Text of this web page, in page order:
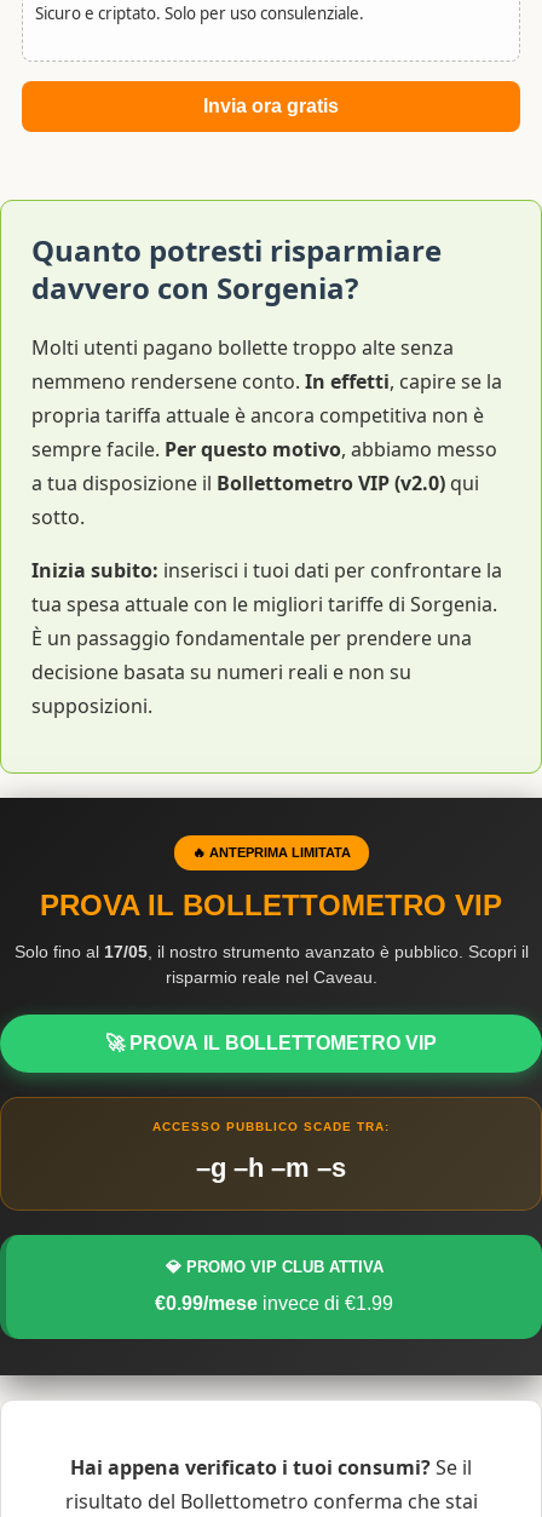
Sicuro e criptato. Solo per uso consulenziale.
Quanto potresti risparmiare
davvero con Sorgenia?
Molti utenti pagano bollette troppo alte senza
nemmeno rendersene conto. In effetti, capire se la
propria tariffa attuale è ancora competitiva non è
sempre facile. Per questo motivo, abbiamo messo
a tua disposizione il Bollettometro VIP (v2.0) qui
sotto.
Inizia subito: inserisci i tuoi dati per confrontare la
tua spesa attuale con le migliori tariffe di Sorgenia.
È un passaggio fondamentale per prendere una
decisione basata su numeri reali e non su
supposizioni.
🔥 ANTEPRIMA LIMITATA
PROVA IL BOLLETTOMETRO VIP
Solo fino al 17/05, il nostro strumento avanzato è pubblico. Scopri il
risparmio reale nel Caveau.
🚀 PROVA IL BOLLETTOMETRO VIP
ACCESSO PUBBLICO SCADE TRA:
–g –h –m –s
💎 PROMO VIP CLUB ATTIVA
€0.99/mese invece di €1.99
Hai appena verificato i tuoi consumi?Se il
risultato del Bollettometro conferma che stai